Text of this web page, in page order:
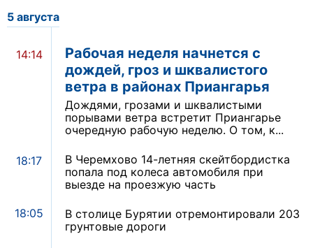
5 августа
14:14
Рабочая неделя начнется с
дождей, гроз и шквалистого
ветра в районах Приангарья
Дождями, грозами и шквалистыми
порывами ветра встретит Приангарье
очередную рабочую неделю. О том, к...
18:17
В Черемхово 14-летняя скейтбордистка
попала под колеса автомобиля при
выезде на проезжую часть
18:05
В столице Бурятии отремонтировали 203
грунтовые дороги